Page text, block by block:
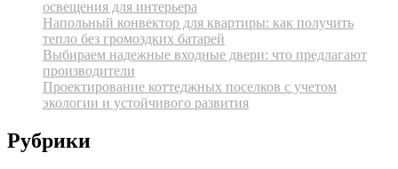
освещения для интерьера
Напольный конвектор для квартиры: как получить
тепло без громоздких батарей
Выбираем надежные входные двери: что предлагают
производители
Проектирование коттеджных поселков с учетом
экологии и устойчивого развития
Рубрики